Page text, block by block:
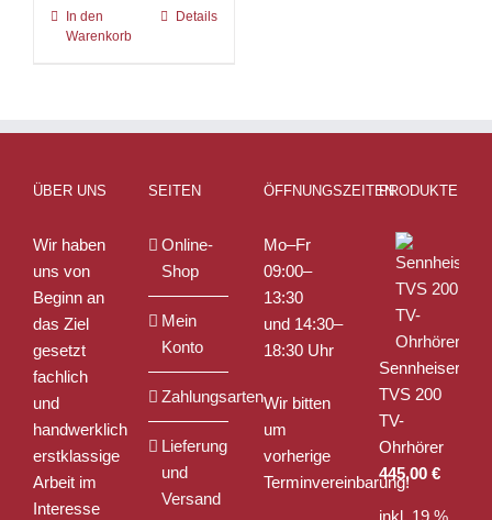
In den
Warenkorb
Details
ÜBER UNS
Wir haben
uns von
Beginn an
das Ziel
gesetzt
fachlich
und
handwerklich
erstklassige
Arbeit im
Interesse
SEITEN
Online-
Shop
Mein
Konto
Zahlungsarten
Lieferung
und
Versand
ÖFFNUNGSZEITEN
Mo–Fr
09:00–
13:30
und 14:30–
18:30 Uhr
Wir bitten
um
vorherige
Terminvereinbarung!
PRODUKTE
Sennheiser
TVS 200
TV-
Ohrhörer
445,00 €
inkl. 19 %